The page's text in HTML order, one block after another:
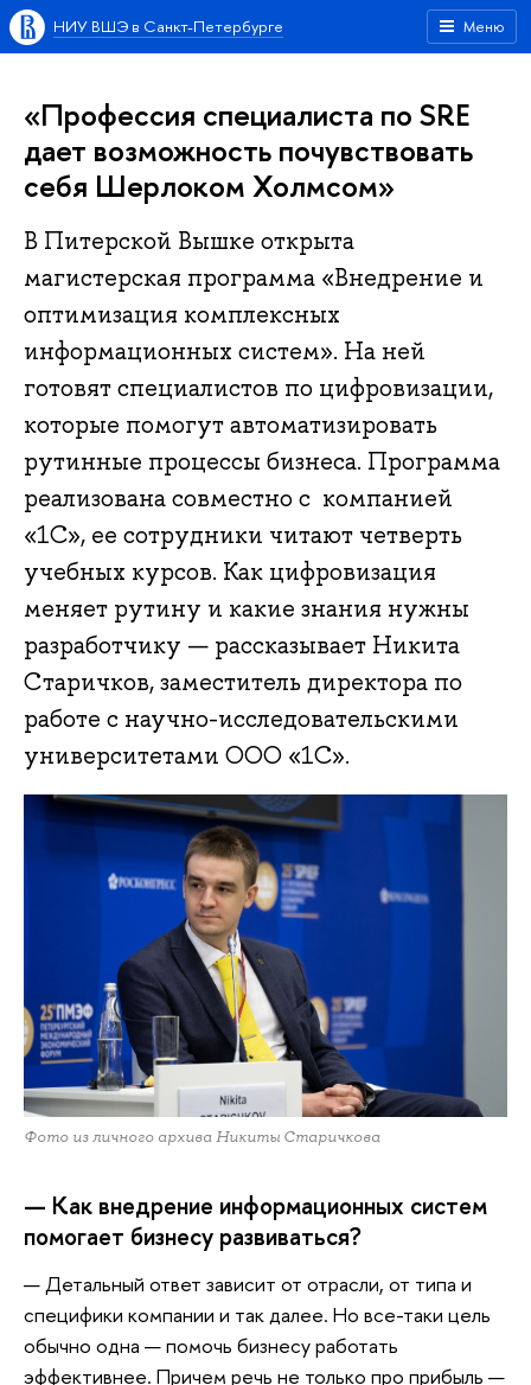
Меню
НИУ ВШЭ в Санкт-Петербурге
«Профессия специалиста по SRE
дает возможность почувствовать
себя Шерлоком Холмсом»
В Питерской Вышке открыта
магистерская программа «Внедрение и
оптимизация комплексных
информационных систем». На ней
готовят специалистов по цифровизации,
которые помогут автоматизировать
рутинные процессы бизнеса. Программа
реализована совместно с компанией
«1С», ее сотрудники читают четверть
учебных курсов. Как цифровизация
меняет рутину и какие знания нужны
разработчику — рассказывает Никита
Старичков, заместитель директора по
работе с научно-исследовательскими
университетами ООО «1С».
Фото из личного архива Никиты Старичкова
— Как внедрение информационных систем
помогает бизнесу развиваться?
— Детальный ответ зависит от отрасли, от типа и
специфики компании и так далее. Но все-таки цель
обычно одна — помочь бизнесу работать
эффективнее. Причем речь не только про прибыль —